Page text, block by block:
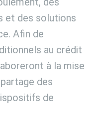
et des solutions
Afin de
au crédit
à la mise
des
de